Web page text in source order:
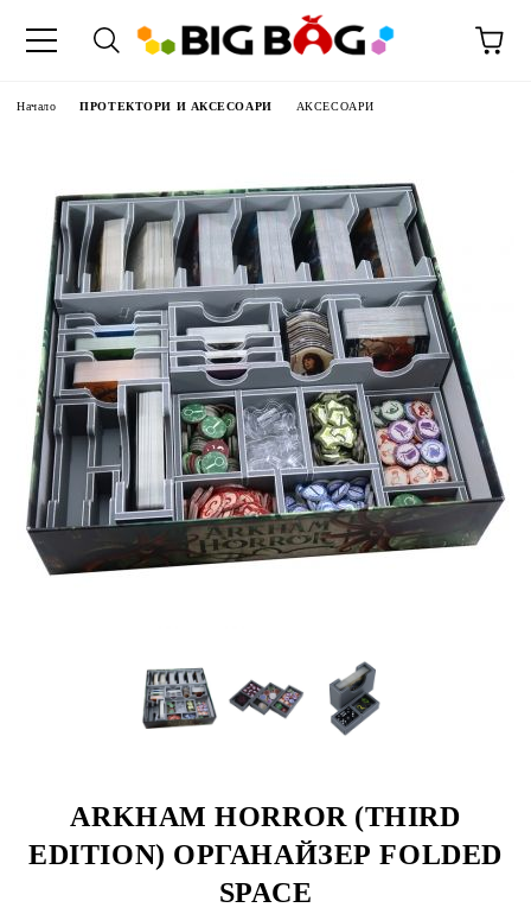
Начало ПРОТЕКТОРИ И АКСЕСОАРИ АКСЕСОАРИ
ARKHAM HORROR (THIRD
EDITION) ОРГАНАЙЗЕР FOLDED
SPACE